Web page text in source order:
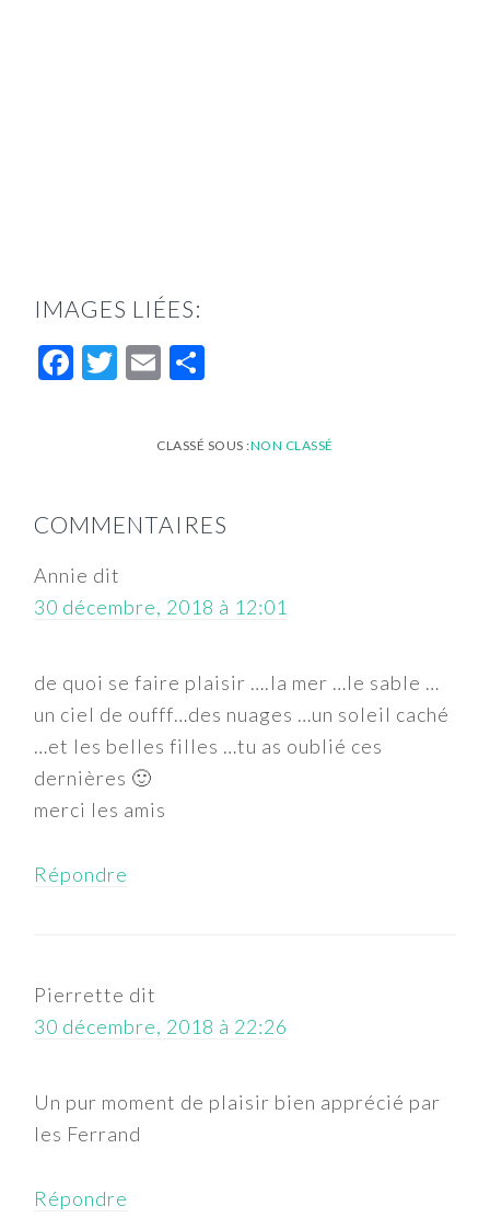
IMAGES LIÉES:
Facebook
Twitter
Email
CLASSÉ SOUS :NON CLASSÉ
DU
LECTEUR
COMMENTAIRES
Annie dit
30 décembre, 2018 à 12:01
de quoi se faire plaisir ….la mer …le sable …
un ciel de oufff…des nuages …un soleil caché
…et les belles filles …tu as oublié ces
dernières 🙂
merci les amis
Répondre
Pierrette dit
30 décembre, 2018 à 22:26
Un pur moment de plaisir bien apprécié par
les Ferrand
Répondre